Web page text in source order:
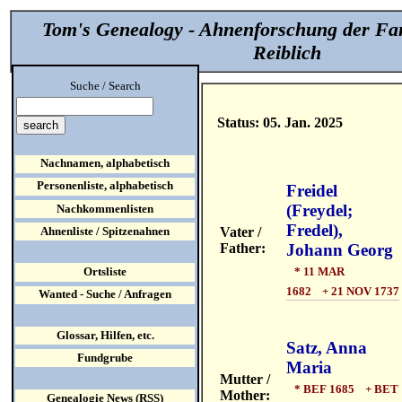
Tom's Genealogy - Ahnenforschung der
Reiblich
Status: 05. Jan. 2025
Vater /
Father:
Freidel
(Freydel;
Fredel),
Johann Georg
* 11 MAR
1682 + 21 NOV 1737
Mutter /
Mother:
Satz, Anna
Maria
* BEF 1685 + BET
Suche / Search
Nachnamen, alphabetisch
Personenliste, alphabetisch
Nachkommenlisten
Ahnenliste / Spitzenahnen
Ortsliste
Wanted - Suche / Anfragen
Glossar, Hilfen, etc.
Fundgrube
Genealogie News (RSS)